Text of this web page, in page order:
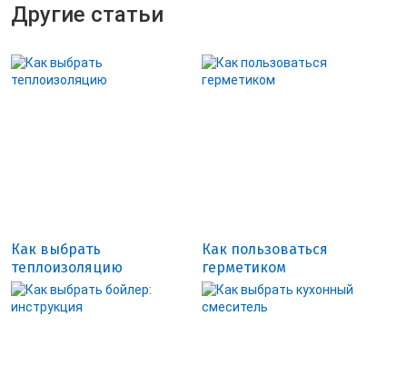
Другие статьи
Как выбрать
теплоизоляцию
Как пользоваться
герметиком